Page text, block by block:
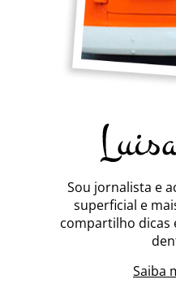
Sou jornalista e
superficial e
compartilho dicas
Saiba